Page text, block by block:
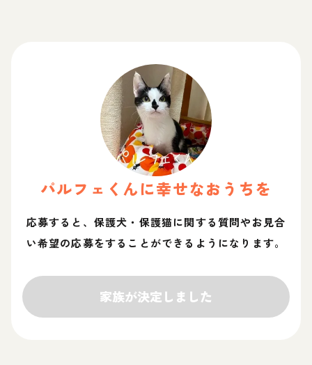
パルフェ くんに幸せなおうちを
応募すると、保護犬・保護猫に関する質問やお見合
い希望の応募をすることができるようになります。
家族が決定しました